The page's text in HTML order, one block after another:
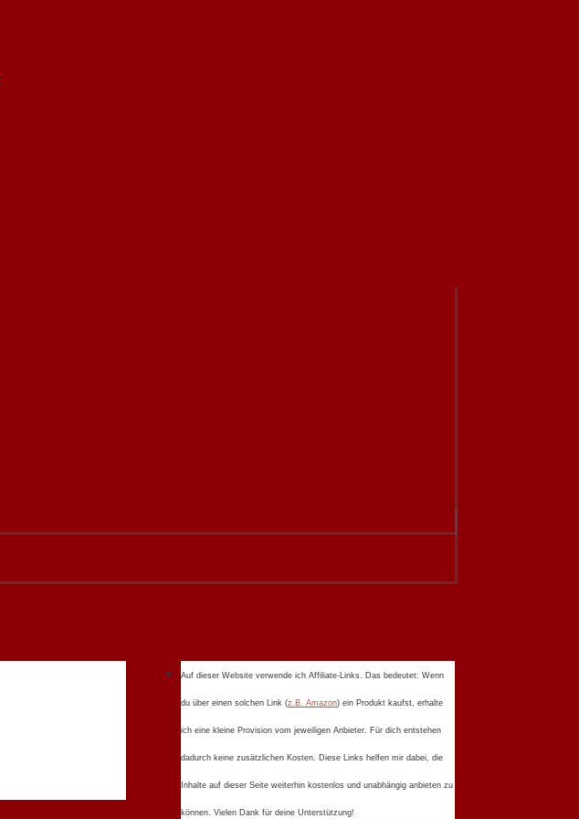
Auf dieser Website verwende ich Affiliate-Links. Das bedeutet: Wenn
du über einen solchen Link (z.B. Amazon) ein Produkt kaufst, erhalte
ich eine kleine Provision vom jeweiligen Anbieter. Für dich entstehen
dadurch keine zusätzlichen Kosten. Diese Links helfen mir dabei, die
Inhalte auf dieser Seite weiterhin kostenlos und unabhängig anbieten zu
können. Vielen Dank für deine Unterstützung!